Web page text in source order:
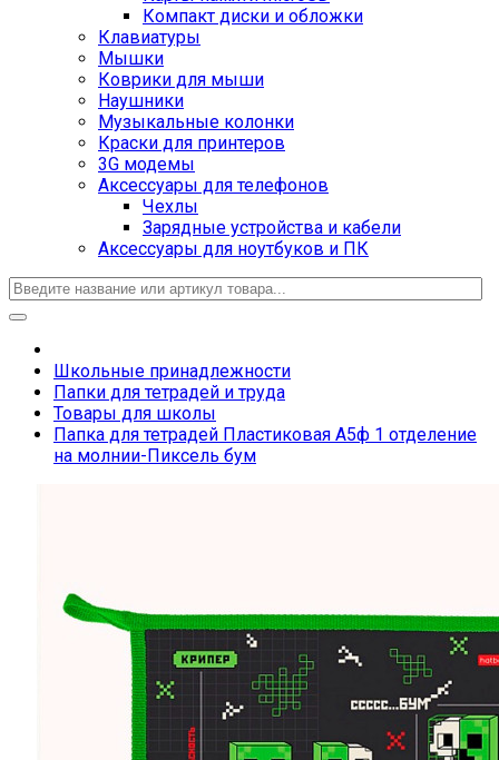
Компакт диски и обложки
Клавиатуры
Мышки
Коврики для мыши
Наушники
Музыкальные колонки
Краски для принтеров
3G модемы
Аксессуары для телефонов
Чехлы
Зарядные устройства и кабели
Аксессуары для ноутбуков и ПК
Школьные принадлежности
Папки для тетрадей и труда
Товары для школы
Папка для тетрадей Пластиковая А5ф 1 отделение
на молнии-Пиксель бум